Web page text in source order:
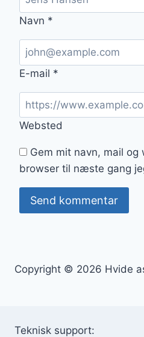
Navn *
E-mail *
Websted
Gem mit navn, mail
browser til næste gang
Copyright © 2026 Hvide
Teknisk support: